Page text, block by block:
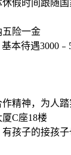
假时间跟随国
五险一金
本待遇
精神，为人
C座18楼
孩子的接孩子